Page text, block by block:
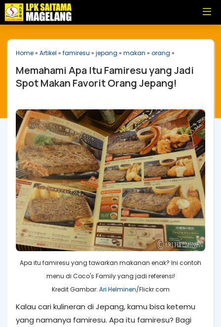
Home» Artikel » famiresu » jepang » makan » orang »
Memahami Apa Itu Famiresu yang Jadi
Spot Makan Favorit Orang Jepang!
Apa itu famiresu yang tawarkan makanan enak? Ini contoh
menu di Coco's Family yang jadi referensi!
Kredit Gambar: Ari Helminen/Flickr.com
Kalau cari kulineran di Jepang, kamu bisa ketemu
yang namanya famiresu. Apa itu famiresu? Bagi